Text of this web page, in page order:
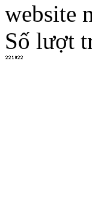
website
Số lượt